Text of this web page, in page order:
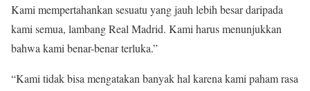
Kami mempertahankan sesuatu yang jauh lebih besar daripada
kami semua, lambang Real Madrid. Kami harus menunjukkan
bahwa kami benar-benar terluka.”
“Kami tidak bisa mengatakan banyak hal karena kami paham rasa